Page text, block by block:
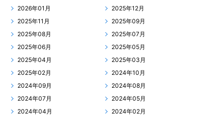
2026年01月
2025年12月
2025年11月
2025年09月
2025年08月
2025年07月
2025年06月
2025年05月
2025年04月
2025年03月
2025年02月
2024年10月
2024年09月
2024年08月
2024年07月
2024年05月
2024年04月
2024年02月